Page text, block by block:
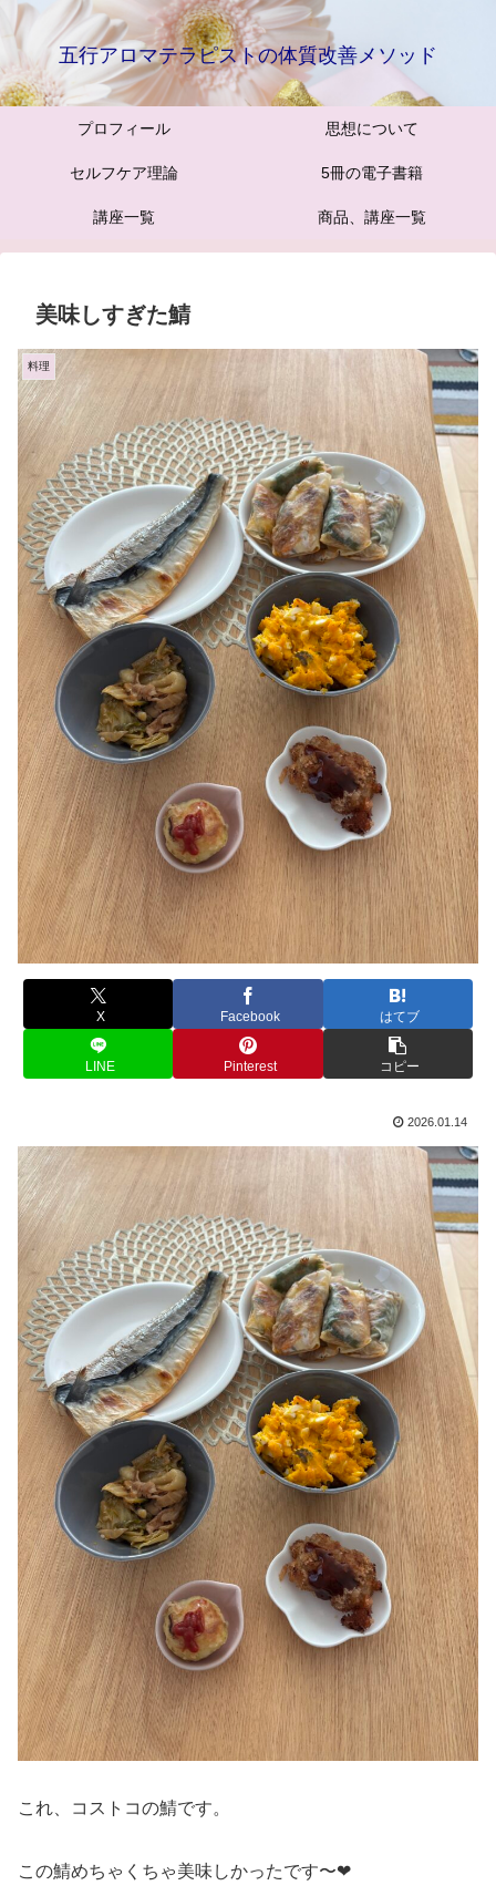
五行アロマテラピストの体質改善メソッド
プロフィール 思想について
セルフケア理論 5冊の電子書籍
講座一覧 商品、講座一覧
美味しすぎた鯖
料理
X Facebook はてブ
LINE Pinterest コピー
2026.01.14
これ、コストコの鯖です。
この鯖めちゃくちゃ美味しかったです〜❤